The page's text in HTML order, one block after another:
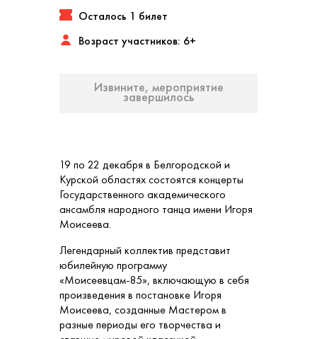
Осталось 1 билет
Возраст участников: 6+
Извините, мероприятие
завершилось
19 по 22 декабря в Белгородской и
Курской областях состоятся концерты
Государственного академического
ансамбля народного танца имени Игоря
Моисеева.
Легендарный коллектив представит
юбилейную программу
«Моисеевцам-85», включающую в себя
произведения в постановке Игоря
Моисеева, созданные Мастером в
разные периоды его творчества и